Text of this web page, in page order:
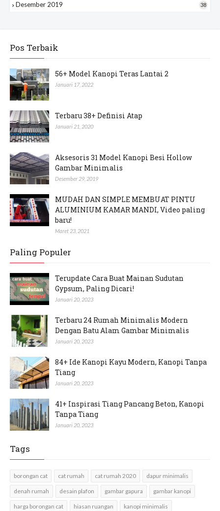
Desember 2019 38
Pos Terbaik
56+ Model Kanopi Teras Lantai 2
Januari 17, 2022
Terbaru 38+ Definisi Atap
Januari 21, 2020
Aksesoris 31 Model Kanopi Besi Hollow
Gambar Minimalis
Desember 29, 2019
MUDAH DAN SIMPLE MEMBUAT PINTU
ALUMINIUM KAMAR MANDI, Video paling
baru!
Maret 23, 2021
Paling Populer
Terupdate Cara Buat Mainan Sudutan
Gypsum, Paling Dicari!
Januari 20, 2023
Terbaru 24 Rumah Minimalis Modern
Dengan Batu Alam Gambar Minimalis
Januari 20, 2023
84+ Ide Kanopi Kayu Modern, Kanopi Tanpa
Tiang
Januari 20, 2023
41+ Inspirasi Tiang Pancang Beton, Kanopi
Tanpa Tiang
Januari 20, 2023
Tags
borongan cat cat rumah cat rumah 2020 dapur minimalis
denah rumah desain plafon gambar gapura gambar kanopi
harga borongan cat hiasan ruangan kanopi minimalis